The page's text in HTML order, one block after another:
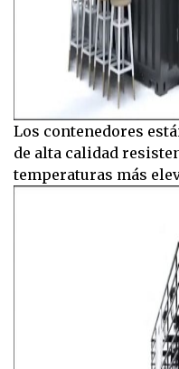
Los contenedores
de alta calidad
temperaturas más